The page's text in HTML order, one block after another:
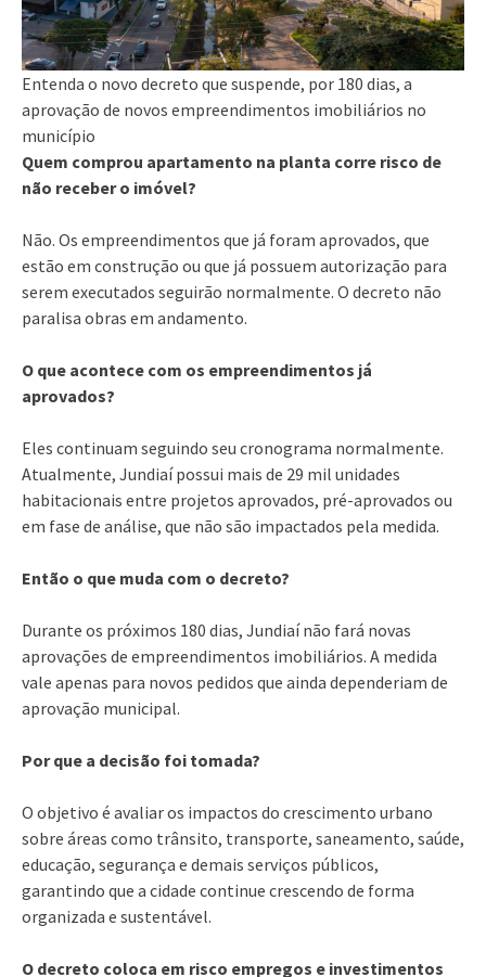
Entenda o novo decreto que suspende, por 180 dias, a
aprovação de novos empreendimentos imobiliários no
município
Quem comprou apartamento na planta corre risco de
não receber o imóvel?
Não. Os empreendimentos que já foram aprovados, que
estão em construção ou que já possuem autorização para
serem executados seguirão normalmente. O decreto não
paralisa obras em andamento.
O que acontece com os empreendimentos já
aprovados?
Eles continuam seguindo seu cronograma normalmente.
Atualmente, Jundiaí possui mais de 29 mil unidades
habitacionais entre projetos aprovados, pré-aprovados ou
em fase de análise, que não são impactados pela medida.
Então o que muda com o decreto?
Durante os próximos 180 dias, Jundiaí não fará novas
aprovações de empreendimentos imobiliários. A medida
vale apenas para novos pedidos que ainda dependeriam de
aprovação municipal.
Por que a decisão foi tomada?
O objetivo é avaliar os impactos do crescimento urbano
sobre áreas como trânsito, transporte, saneamento, saúde,
educação, segurança e demais serviços públicos,
garantindo que a cidade continue crescendo de forma
organizada e sustentável.
O decreto coloca em risco empregos e investimentos